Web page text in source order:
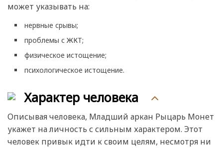
может указывать на:
нервные срывы;
проблемы с ЖКТ;
физическое истощение;
психологическое истощение.
Характер человека
Описывая человека, Младший аркан Рыцарь Монет
укажет на личность с сильным характером. Этот
человек привык идти к своим целям, несмотря ни